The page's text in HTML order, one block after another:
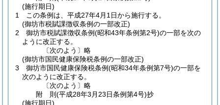
(施行期日)
1
この条例は、平成27年4月1日から施行する。
(御坊市税賦課徴収条例の一部改正)
2
御坊市税賦課徴収条例(昭和43年条例第2号)の一部を次の
ように改正する。
〔次のよう〕略
(御坊市国民健康保険税条例の一部改正)
3
御坊市国民健康保険税条例(昭和34年条例第7号)の一部を
次のように改正する。
〔次のよう〕略
附 則(平成28年3月23日条例第4号)抄
(施行期日)